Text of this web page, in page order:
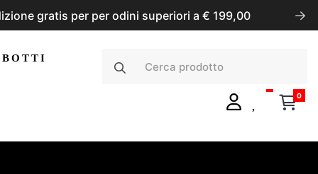
Pagamenti con Klarna, PayPal, Stripe
0